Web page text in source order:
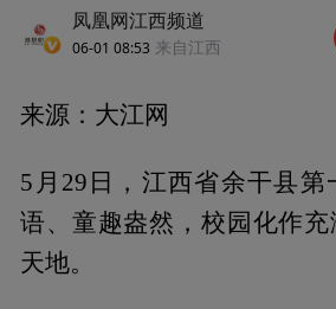
凤凰网江西频道
06-01 08:53 来自江西
来源：大江网
5月29日，江西省余干县第
语、童趣盎然，校园化作
天地。